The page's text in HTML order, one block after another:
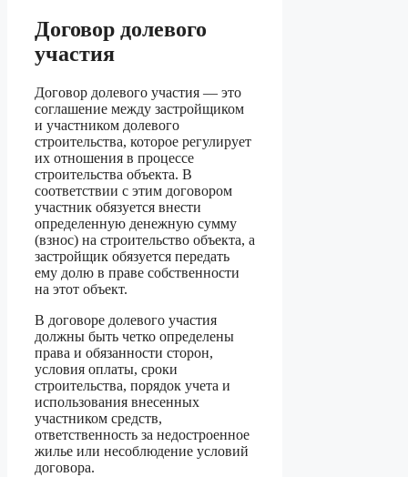
Договор долевого
участия
Договор долевого участия — это
соглашение между застройщиком
и участником долевого
строительства, которое регулирует
их отношения в процессе
строительства объекта. В
соответствии с этим договором
участник обязуется внести
определенную денежную сумму
(взнос) на строительство объекта, а
застройщик обязуется передать
ему долю в праве собственности
на этот объект.
В договоре долевого участия
должны быть четко определены
права и обязанности сторон,
условия оплаты, сроки
строительства, порядок учета и
использования внесенных
участником средств,
ответственность за недостроенное
жилье или несоблюдение условий
договора.